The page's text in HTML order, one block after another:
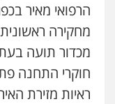
הרפואי מאיר
מחקירה
מכדור תועה
חוקרי התחנה
ראיות מזירת